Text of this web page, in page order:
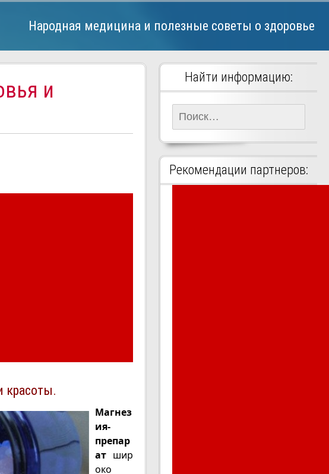
Народная медицина и полезные советы о здоровье
и
красоты.
Магнез
ия-
препар
атшир
око
Найти информацию:
Рекомендации партнеров: